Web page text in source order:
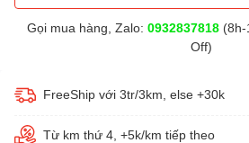
Gọi mua hàng, Zalo: 0932837818(8h-
Off)
FreeShip với 3tr/3km, else +30k
Từ km thứ 4, +5k/km tiếp theo